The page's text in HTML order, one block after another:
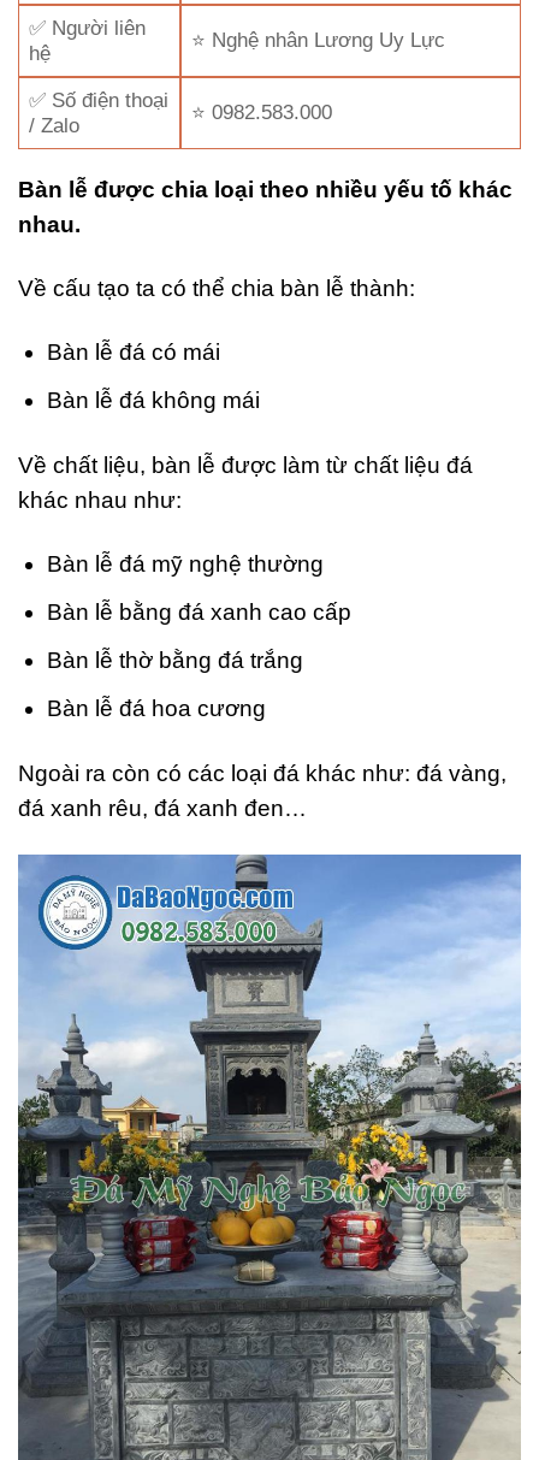
✅ Người liên
hệ
⭐ Nghệ nhân Lương Uy Lực
✅ Số điện thoại
/ Zalo
⭐ 0982.583.000
Bàn lễ được chia loại theo nhiều yếu tố khác
nhau.
Về cấu tạo ta có thể chia bàn lễ thành:
Bàn lễ đá có mái
Bàn lễ đá không mái
Về chất liệu, bàn lễ được làm từ chất liệu đá
khác nhau như:
Bàn lễ đá mỹ nghệ thường
Bàn lễ bằng đá xanh cao cấp
Bàn lễ thờ bằng đá trắng
Bàn lễ đá hoa cương
Ngoài ra còn có các loại đá khác như: đá vàng,
đá xanh rêu, đá xanh đen…